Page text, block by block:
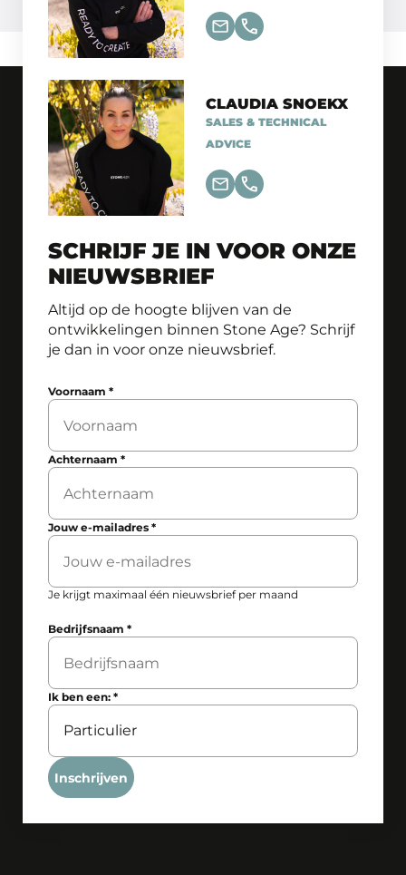
CLAUDIA SNOEKX
SALES & TECHNICAL
ADVICE
SCHRIJF JE IN VOOR ONZE
NIEUWSBRIEF
Altijd op de hoogte blijven van de
ontwikkelingen binnen Stone Age? Schrijf
je dan in voor onze nieuwsbrief.
Voornaam*
Achternaam*
Jouw e-mailadres*
Je krijgt maximaal één nieuwsbrief per maand
Bedrijfsnaam*
Ik ben een:*
Inschrijven